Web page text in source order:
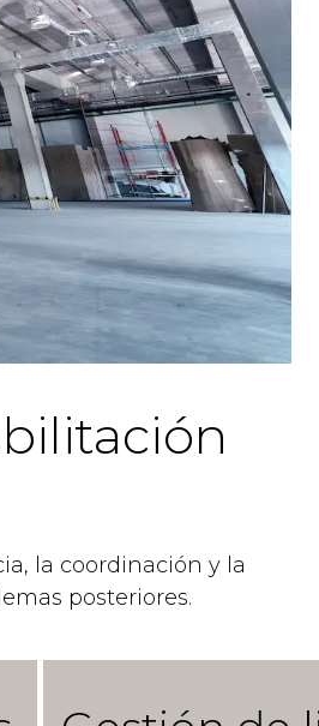
la coordinación y la
posteriores.